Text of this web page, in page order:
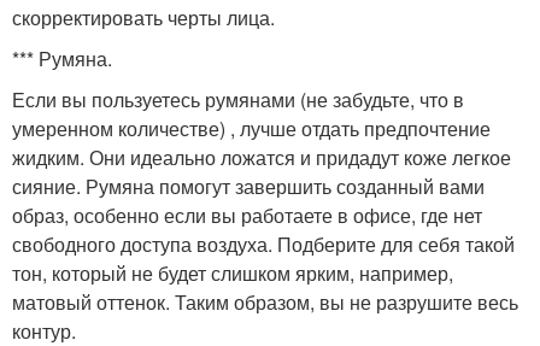
скорректировать черты лица.
*** Румяна.
Если вы пользуетесь румянами (не забудьте, что в
умеренном количестве) , лучше отдать предпочтение
жидким. Они идеально ложатся и придадут коже легкое
сияние. Румяна помогут завершить созданный вами
образ, особенно если вы работаете в офисе, где нет
свободного доступа воздуха. Подберите для себя такой
тон, который не будет слишком ярким, например,
матовый оттенок. Таким образом, вы не разрушите весь
контур.